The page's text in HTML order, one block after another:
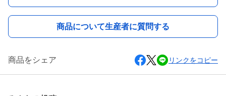
商品について生産者に質問する
商品をシェア リンクをコピー